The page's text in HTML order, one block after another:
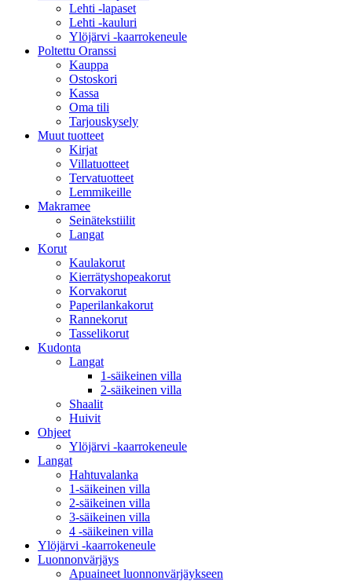
Lehti -lapaset
Lehti -kauluri
Ylöjärvi -kaarrokeneule
Poltettu Oranssi
Kauppa
Ostoskori
Kassa
Oma tili
Tarjouskysely
Muut tuotteet
Kirjat
Villatuotteet
Tervatuotteet
Lemmikeille
Makramee
Seinätekstiilit
Langat
Korut
Kaulakorut
Kierrätyshopeakorut
Korvakorut
Paperilankakorut
Rannekorut
Tasselikorut
Kudonta
Langat
1-säikeinen villa
2-säikeinen villa
Shaalit
Huivit
Ohjeet
Ylöjärvi -kaarrokeneule
Langat
Hahtuvalanka
1-säikeinen villa
2-säikeinen villa
3-säikeinen villa
4 -säikeinen villa
Ylöjärvi -kaarrokeneule
Luonnonvärjäys
Apuaineet luonnonvärjäykseen